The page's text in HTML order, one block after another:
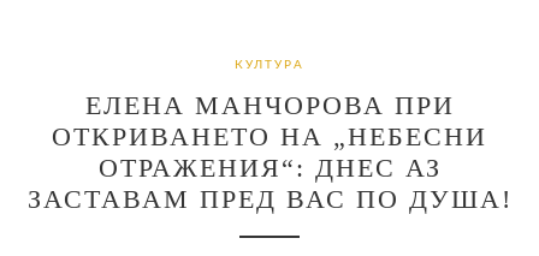
КУЛТУРА
ЕЛЕНА МАНЧОРОВА ПРИ
ОТКРИВАНЕТО НА „НЕБЕСНИ
ОТРАЖЕНИЯ“: ДНЕС АЗ
ЗАСТАВАМ ПРЕД ВАС ПО ДУША!